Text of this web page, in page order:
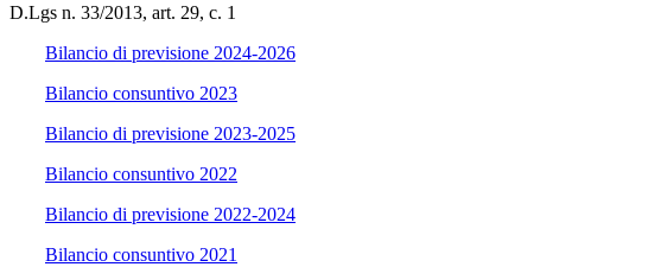
D.Lgs n. 33/2013, art. 29, c. 1
Bilancio di previsione 2024-2026
Bilancio consuntivo 2023
Bilancio di previsione 2023-2025
Bilancio consuntivo 2022
Bilancio di previsione 2022-2024
Bilancio consuntivo 2021